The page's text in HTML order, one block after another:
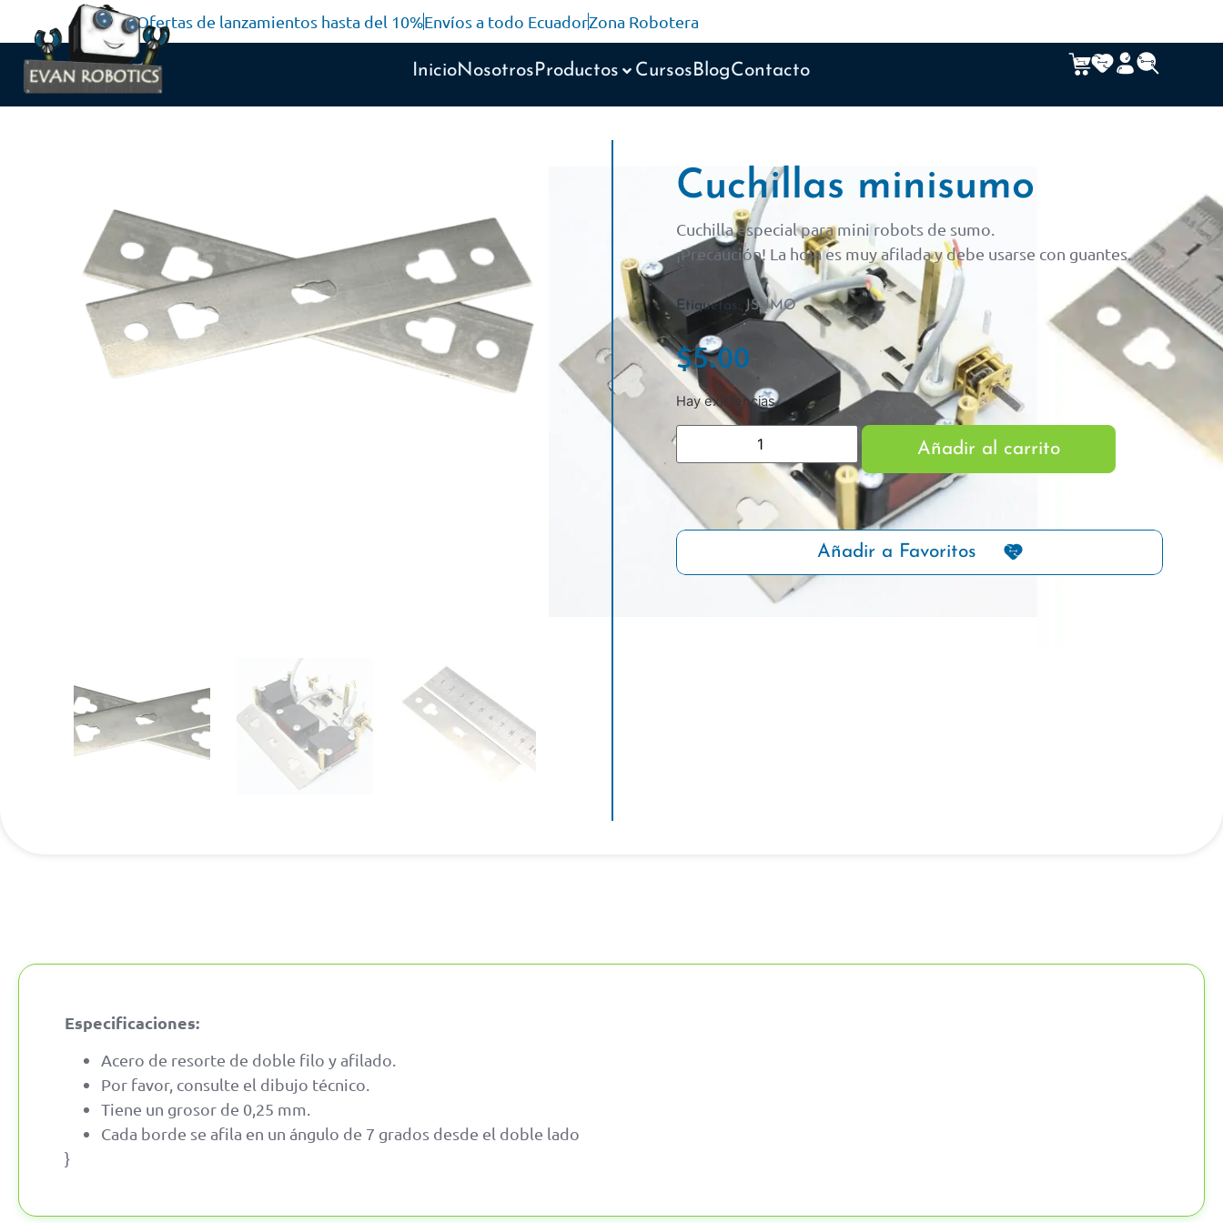
Ofertas de lanzamientos hasta del 10%Envíos a todo EcuadorZona Robotera
InicioNosotros Productos Cursos BlogContacto
Cuchillas minisumo
Cuchilla especial para mini robots de sumo.
¡Precaución! La hoja es muy afilada y debe usarse con guantes.
Etiquetas: JSUMO
$5.00
Hay existencias
Añadir al carrito
Añadir a Favoritos
Especificaciones:
Acero de resorte de doble filo y afilado.
Por favor, consulte el dibujo técnico.
Tiene un grosor de 0,25 mm.
Cada borde se afila en un ángulo de 7 grados desde el doble lado
}